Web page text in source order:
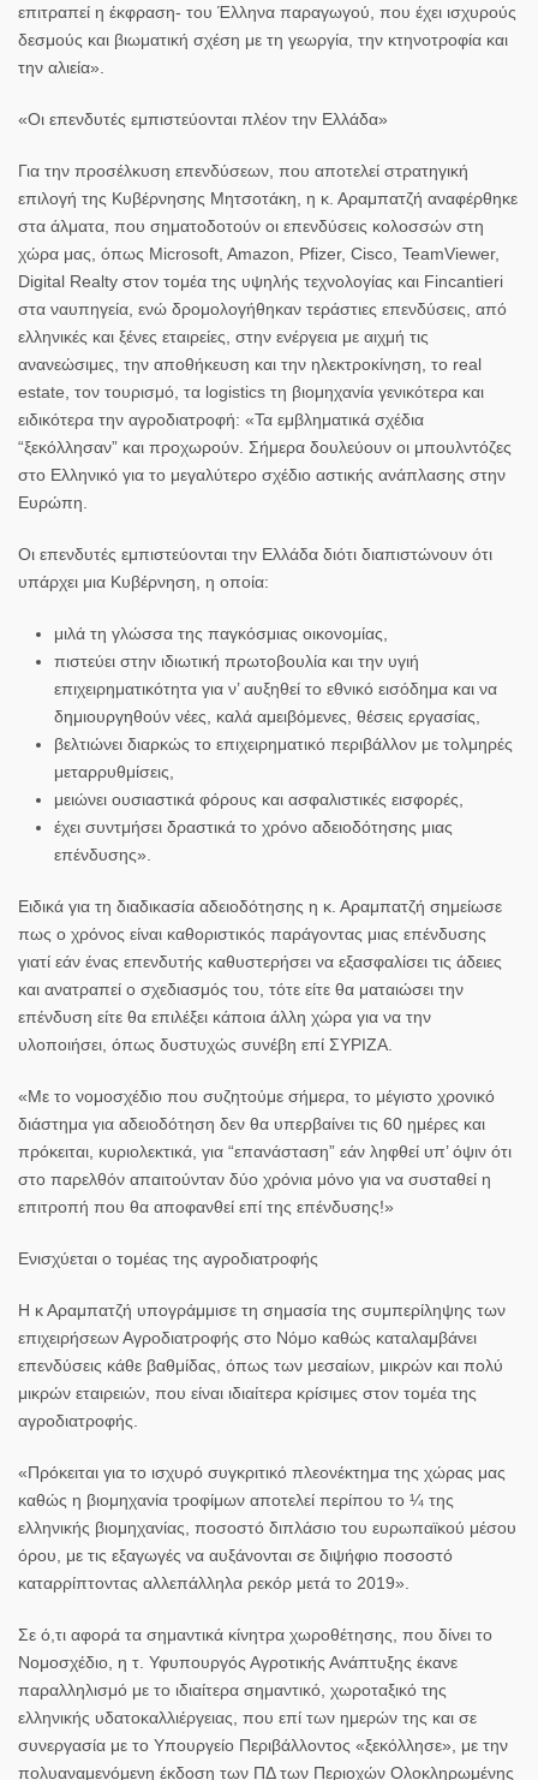
επιτραπεί η έκφραση- του Έλληνα παραγωγού, που έχει ισχυρούς
δεσμούς και βιωματική σχέση με τη γεωργία, την κτηνοτροφία και
την αλιεία».
«Οι επενδυτές εμπιστεύονται πλέον την Ελλάδα»
Για την προσέλκυση επενδύσεων, που αποτελεί στρατηγική
επιλογή της Κυβέρνησης Μητσοτάκη, η κ. Αραμπατζή αναφέρθηκε
στα άλματα, που σηματοδοτούν οι επενδύσεις κολοσσών στη
χώρα μας, όπως Microsoft, Amazon, Pfizer, Cisco, TeamViewer,
Digital Realty στον τομέα της υψηλής τεχνολογίας και Fincantieri
στα ναυπηγεία, ενώ δρομολογήθηκαν τεράστιες επενδύσεις, από
ελληνικές και ξένες εταιρείες, στην ενέργεια με αιχμή τις
ανανεώσιμες, την αποθήκευση και την ηλεκτροκίνηση, το real
estate, τον τουρισμό, τα logistics τη βιομηχανία γενικότερα και
ειδικότερα την αγροδιατροφή: «Τα εμβληματικά σχέδια
“ξεκόλλησαν” και προχωρούν. Σήμερα δουλεύουν οι μπουλντόζες
στο Ελληνικό για το μεγαλύτερο σχέδιο αστικής ανάπλασης στην
Ευρώπη.
Οι επενδυτές εμπιστεύονται την Ελλάδα διότι διαπιστώνουν ότι
υπάρχει μια Κυβέρνηση, η οποία:
μιλά τη γλώσσα της παγκόσμιας οικονομίας,
πιστεύει στην ιδιωτική πρωτοβουλία και την υγιή
επιχειρηματικότητα για ν’ αυξηθεί το εθνικό εισόδημα και να
δημιουργηθούν νέες, καλά αμειβόμενες, θέσεις εργασίας,
βελτιώνει διαρκώς το επιχειρηματικό περιβάλλον με τολμηρές
μεταρρυθμίσεις,
μειώνει ουσιαστικά φόρους και ασφαλιστικές εισφορές,
έχει συντμήσει δραστικά το χρόνο αδειοδότησης μιας
επένδυσης».
Ειδικά για τη διαδικασία αδειοδότησης η κ. Αραμπατζή σημείωσε
πως ο χρόνος είναι καθοριστικός παράγοντας μιας επένδυσης
γιατί εάν ένας επενδυτής καθυστερήσει να εξασφαλίσει τις άδειες
και ανατραπεί ο σχεδιασμός του, τότε είτε θα ματαιώσει την
επένδυση είτε θα επιλέξει κάποια άλλη χώρα για να την
υλοποιήσει, όπως δυστυχώς συνέβη επί ΣΥΡΙΖΑ.
«Με το νομοσχέδιο που συζητούμε σήμερα, το μέγιστο χρονικό
διάστημα για αδειοδότηση δεν θα υπερβαίνει τις 60 ημέρες και
πρόκειται, κυριολεκτικά, για “επανάσταση” εάν ληφθεί υπ’ όψιν ότι
στο παρελθόν απαιτούνταν δύο χρόνια μόνο για να συσταθεί η
επιτροπή που θα αποφανθεί επί της επένδυσης!»
Ενισχύεται ο τομέας της αγροδιατροφής
Η κ Αραμπατζή υπογράμμισε τη σημασία της συμπερίληψης των
επιχειρήσεων Αγροδιατροφής στο Νόμο καθώς καταλαμβάνει
επενδύσεις κάθε βαθμίδας, όπως των μεσαίων, μικρών και πολύ
μικρών εταιρειών, που είναι ιδιαίτερα κρίσιμες στον τομέα της
αγροδιατροφής.
«Πρόκειται για το ισχυρό συγκριτικό πλεονέκτημα της χώρας μας
καθώς η βιομηχανία τροφίμων αποτελεί περίπου το ¼ της
ελληνικής βιομηχανίας, ποσοστό διπλάσιο του ευρωπαϊκού μέσου
όρου, με τις εξαγωγές να αυξάνονται σε διψήφιο ποσοστό
καταρρίπτοντας αλλεπάλληλα ρεκόρ μετά το 2019».
Σε ό,τι αφορά τα σημαντικά κίνητρα χωροθέτησης, που δίνει το
Νομοσχέδιο, η τ. Υφυπουργός Αγροτικής Ανάπτυξης έκανε
παραλληλισμό με το ιδιαίτερα σημαντικό, χωροταξικό της
ελληνικής υδατοκαλλιέργειας, που επί των ημερών της και σε
συνεργασία με το Υπουργείο Περιβάλλοντος «ξεκόλλησε», με την
πολυαναμενόμενη έκδοση των ΠΔ των Περιοχών Ολοκληρωμένης